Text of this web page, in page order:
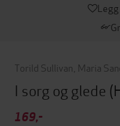
Torild Sullivan Maria
I sorg og glede
169,-